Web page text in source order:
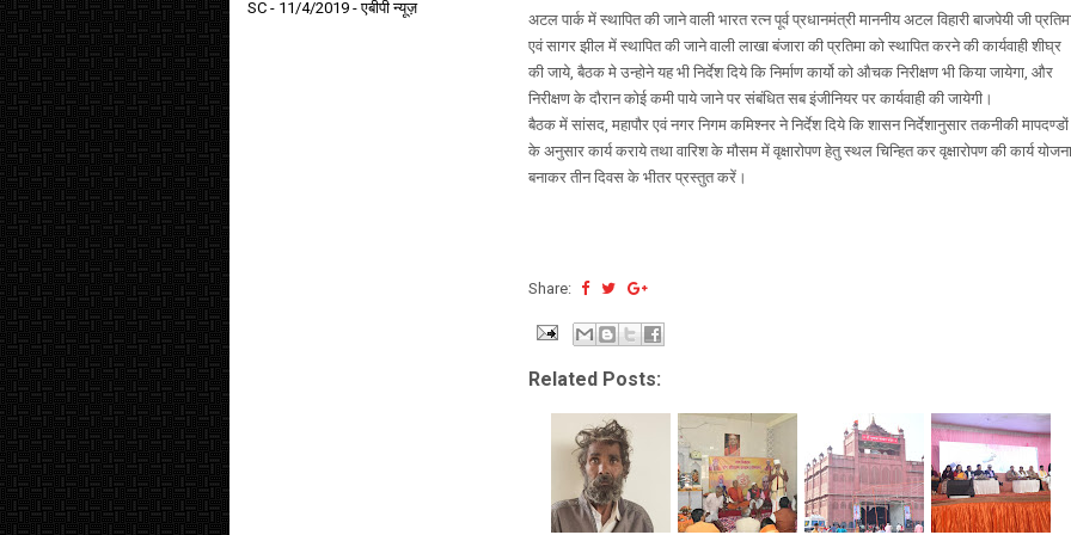
अटल पार्क में स्थापित की जाने वाली भारत रत्न पूर्व प्रधानमंत्री माननीय अटल विहारी बाजपेयी जी
एवं सागर झील में स्थापित की जाने वाली लाखा बंजारा की प्रतिमा को स्थापित करने की कार्यवाही शीघ्र
की जाये, बैठक मे उन्होने यह भी निर्देश दिये कि निर्माण कार्यो को औचक निरीक्षण भी किया जायेगा, और
निरीक्षण के दौरान कोई कमी पाये जाने पर संबंधित सब इंजीनियर पर कार्यवाही की जायेगी।
बैठक में सांसद, महापौर एवं नगर निगम कमिश्नर ने निर्देश दिये कि शासन निर्देशानुसार तकनीकी मापदण्डों
के अनुसार कार्य कराये तथा वारिश के मौसम में वृक्षारोपण हेतु स्थल चिन्हित कर वृक्षारोपण की कार्य योजना
बनाकर तीन दिवस के भीतर प्रस्तुत करें।
Share:
Related Posts:
SC - 11/4/2019 - एबीपी न्यूज़